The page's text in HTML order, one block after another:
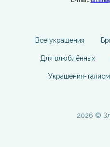
Все украшения
Для влюблённых
Украшения-
2026 ©